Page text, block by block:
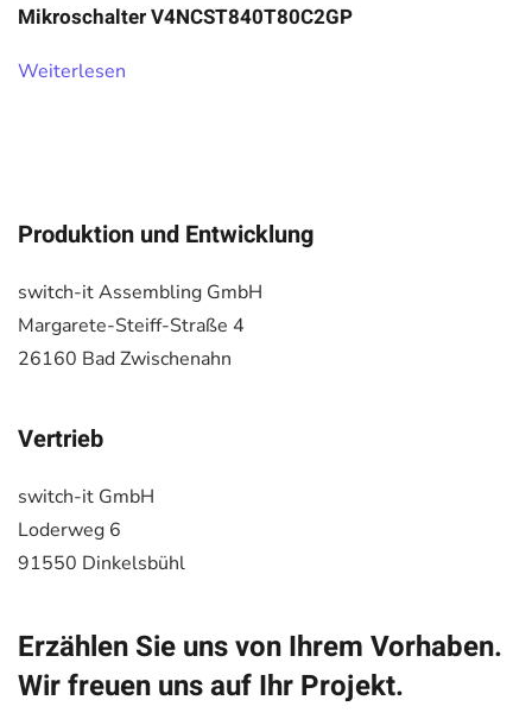
Mikroschalter V4NCST840T80C2GP
Weiterlesen
Produktion und Entwicklung
switch-it Assembling GmbH
Margarete-Steiff-Straße 4
26160 Bad Zwischenahn
Vertrieb
switch-it GmbH
Loderweg 6
91550 Dinkelsbühl
Erzählen Sie uns von Ihrem Vorhaben.
Wir freuen uns auf Ihr Projekt.